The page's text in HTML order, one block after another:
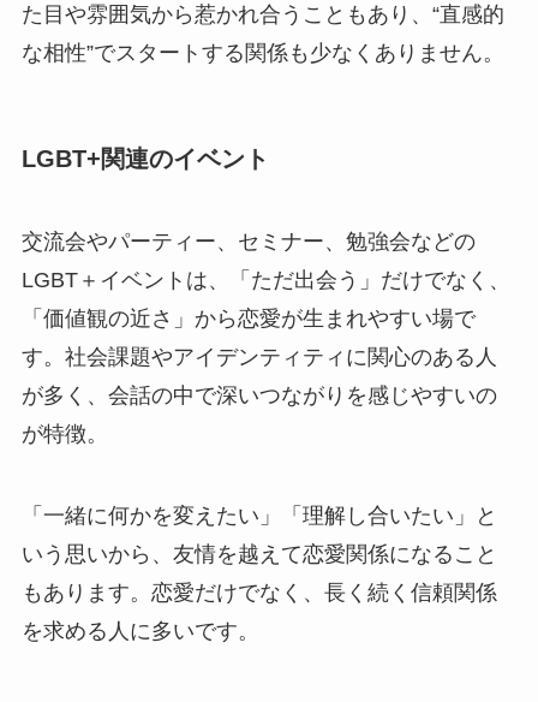
た目や雰囲気から惹かれ合うこともあり、“直感的
な相性”でスタートする関係も少なくありません。
LGBT+関連のイベント
交流会やパーティー、セミナー、勉強会などの
LGBT＋イベントは、「ただ出会う」だけでなく、
「価値観の近さ」から恋愛が生まれやすい場で
す。社会課題やアイデンティティに関心のある人
が多く、会話の中で深いつながりを感じやすいの
が特徴。
「一緒に何かを変えたい」「理解し合いたい」と
いう思いから、友情を越えて恋愛関係になること
もあります。恋愛だけでなく、長く続く信頼関係
を求める人に多いです。